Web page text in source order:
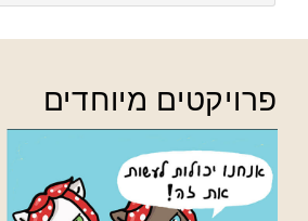
פרויקטים מיוחדים